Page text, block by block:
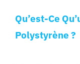
Qu’est-Ce
Polystyrène ?